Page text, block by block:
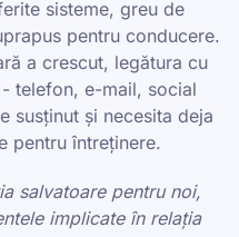
sisteme, greu de
pentru conducere.
a crescut, legătura cu
telefon, e-mail, social
susținut și necesita deja
pentru întreținere.
salvatoare pentru noi,
implicate în relația